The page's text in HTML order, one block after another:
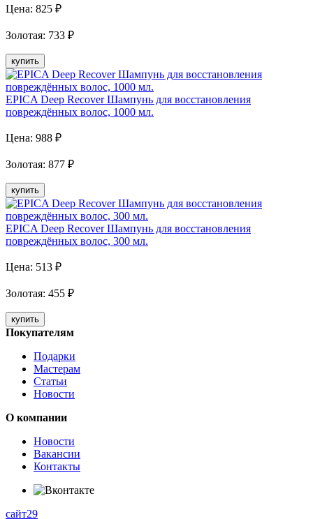
Цена: 825 ₽
Золотая: 733 ₽
купить
EPICA Deep Recover Шампунь для восстановления
повреждённых волос, 1000 мл.
Цена: 988 ₽
Золотая: 877 ₽
купить
EPICA Deep Recover Шампунь для восстановления
повреждённых волос, 300 мл.
Цена: 513 ₽
Золотая: 455 ₽
купить
Покупателям
Подарки
Мастерам
Статьи
Новости
О компании
Новости
Вакансии
Контакты
сайт29